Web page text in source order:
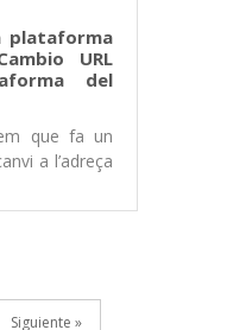
plataforma
URL
del
que fa un
a l’adreça
Siguiente »